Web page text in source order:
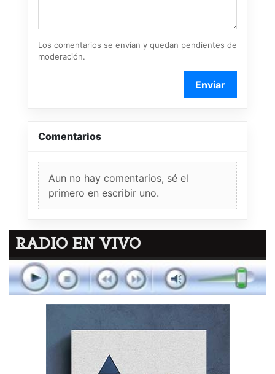
Los comentarios se envían y quedan pendientes de
moderación.
Enviar
Comentarios
Aun no hay comentarios, sé el
primero en escribir uno.
RADIO EN VIVO